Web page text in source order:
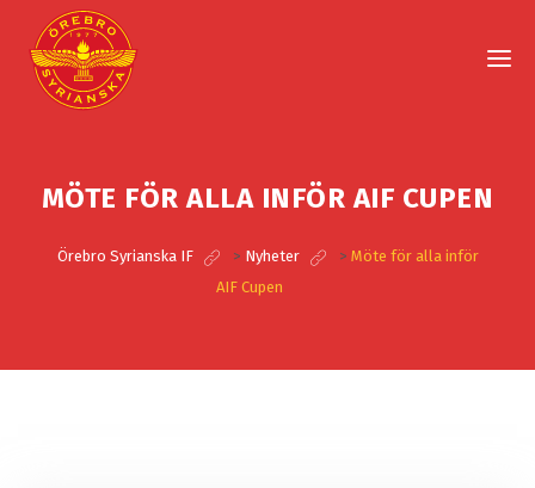
MÖTE FÖR ALLA INFÖR AIF CUPEN
Örebro Syrianska IF > Nyheter > Möte för alla inför
AIF Cupen